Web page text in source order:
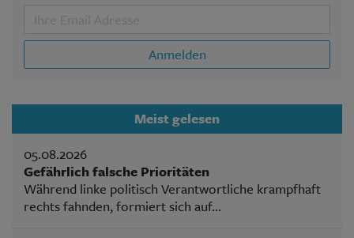
Anmelden
Meist gelesen
05.08.2026
Gefährlich falsche Prioritäten
Während linke politisch Verantwortliche krampfhaft
rechts fahnden, formiert sich auf...